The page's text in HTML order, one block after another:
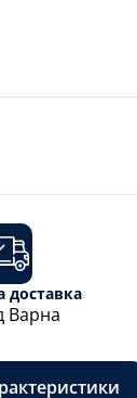
доставка
Варна